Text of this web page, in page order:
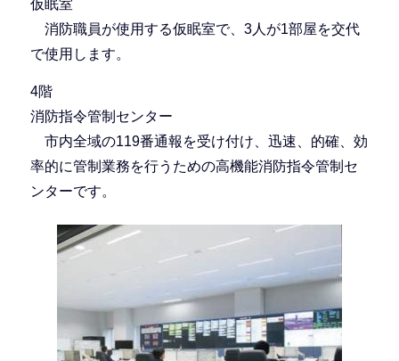
仮眠室
消防職員が使用する仮眠室で、3人が1部屋を交代
で使用します。
4階
消防指令管制センター
市内全域の119番通報を受け付け、迅速、的確、効
率的に管制業務を行うための高機能消防指令管制セ
ンターです。